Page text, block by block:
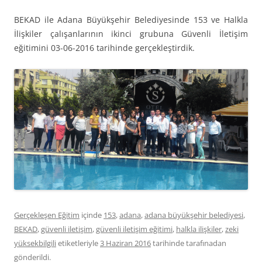
BEKAD ile Adana Büyükşehir Belediyesinde 153 ve Halkla
İlişkiler çalışanlarının ikinci grubuna Güvenli İletişim
eğitimini 03-06-2016 tarihinde gerçekleştirdik.
Gerçekleşen Eğitim içinde 153,adana,adana büyükşehir belediyesi,
BEKAD,güvenli iletişim,güvenli iletişim eğitimi, halkla ilişkiler,zeki
yüksekbilgilietiketleriyle3 Haziran 2016tarihindetarafınadan
gönderildi.